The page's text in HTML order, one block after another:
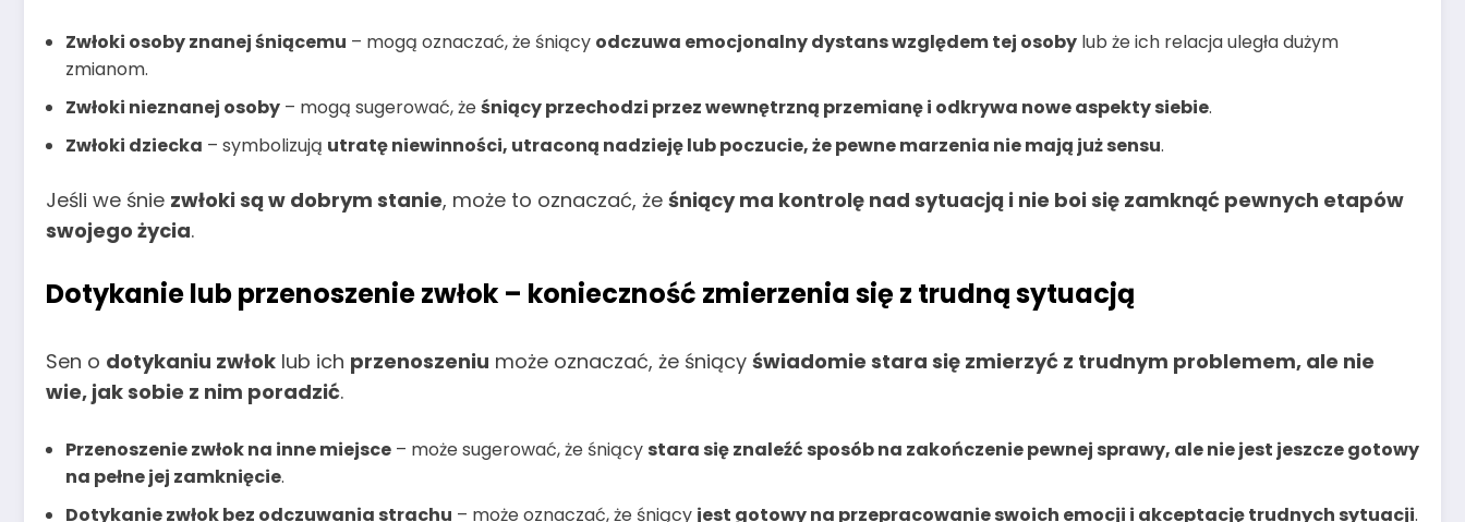
Zwłoki osoby znanej śniącemu – mogą oznaczać, że śniący odczuwa emocjonalny dystans względem tej osoby lub że ich relacja uległa dużym
zmianom.
Zwłoki nieznanej osoby – mogą sugerować, że śniący przechodzi przez wewnętrzną przemianę i odkrywa nowe aspekty siebie.
Zwłoki dziecka – symbolizują utratę niewinności, utraconą nadzieję lub poczucie, że pewne marzenia nie mają już sensu.
Jeśli we śnie zwłoki są w dobrym stanie, może to oznaczać, że śniący ma kontrolę nad sytuacją i nie boi się zamknąć pewnych etapów
swojego życia.
Dotykanie lub przenoszenie zwłok – konieczność zmierzenia się z trudną sytuacją
Sen o dotykaniu zwłok lub ich przenoszeniu może oznaczać, że śniący świadomie stara się zmierzyć z trudnym problemem, ale nie
wie, jak sobie z nim poradzić.
Przenoszenie zwłok na inne miejsce – może sugerować, że śniący stara się znaleźć sposób na zakończenie pewnej sprawy, ale nie jest jeszcze gotowy
na pełne jej zamknięcie.
Dotykanie zwłok bez odczuwania strachu – może oznaczać, że śniący jest gotowy na przepracowanie swoich emocji i akceptację trudnych sytuacji.